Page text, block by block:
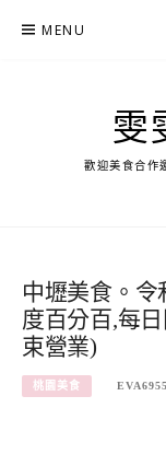
MENU
雯
歡迎美食合作
中壢美食。令
度百分百,每
束營業)
桃園美食 EVA6955